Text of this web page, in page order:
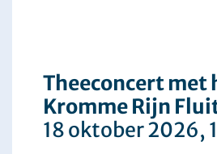
Theeconcert met
Kromme Rijn
18 oktober 2026,